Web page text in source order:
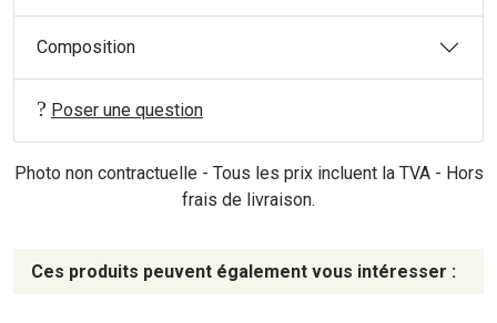
Composition
Poser une question
Photo non contractuelle - Tous les prix incluent la TVA - Hors
frais de livraison.
Ces produits peuvent également vous intéresser :